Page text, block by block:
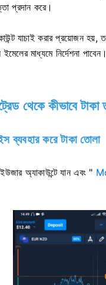
প্রদান করে।
যাচাই করার প্রয়োজন হয়,
মাধ্যমে নির্দেশনা পাবেন।
থেকে কীভাবে টাকা
ব্যবহার করে টাকা তোলা
অ্যাকাউন্টে যান এবং "